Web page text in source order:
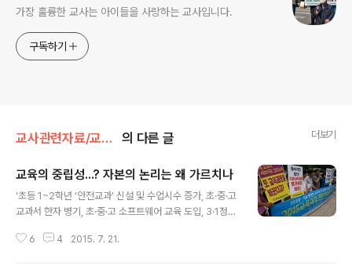
가장 훌륭한 교사는 아이들을 사랑하는 교사입니다.
구독하기
교사관련자료/교과서 의 다른 글 더보기
교육의 중립성...? 자본의 논리는 왜 가르치나
‘초등 1~2학년 ‘안전교과’ 신설 및 수업시수 증가, 초·중·고
교과서 한자 병기, 초·중·고 소프트웨어 교육 도입, 3·1정신
교과서 근·현대사 축소, 역사 교과서 국정화...‘ 박근혜정
6 4 2015. 7. 21.